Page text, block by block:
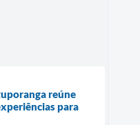
reúne
para